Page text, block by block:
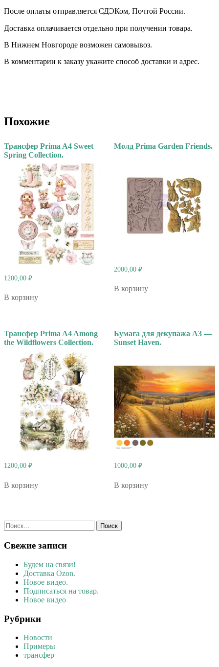
После оплаты отправляется СДЭКом, Почтой России. ⠀
Доставка оплачивается отдельно при получении товара. ⠀
В Нижнем Новгороде возможен самовывоз.
В комментарии к заказу укажите способ доставки и адрес.
Похожие
Трансфер Prima A4 Sweet
Spring Collection.
1200,00 ₽
В корзину
Молд Prima Garden Friends.
2000,00 ₽
В корзину
Трансфер Prima A4 Among
the Wildflowers Collection.
1200,00 ₽
В корзину
Бумага для декупажа А3 —
Sunset Haven.
1000,00 ₽
В корзину
Найти:
Свежие записи
Будем на связи!
Доставка Ozon.
Новое видео.
Подписаться на товар.
Новое видео
Рубрики
Новости
Примеры
трансфер